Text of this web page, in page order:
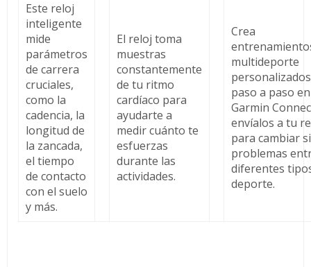
Este reloj
inteligente
mide
parámetros
de carrera
cruciales,
como la
cadencia, la
longitud de
la zancada,
el tiempo
de contacto
con el suelo
y más.
El reloj toma
muestras
constantemente
de tu ritmo
cardíaco para
ayudarte a
medir cuánto te
esfuerzas
durante las
actividades.
Crea
multideporte
personalizados
paso a paso en
Garmin
envíalos a tu
para cambiar
problemas
diferentes
deporte.